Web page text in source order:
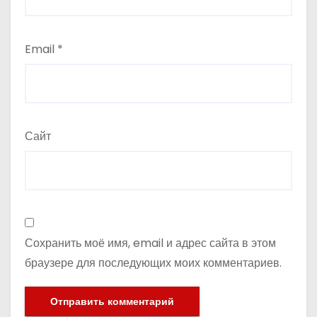
Email *
Сайт
Сохранить моё имя, email и адрес сайта в этом
браузере для последующих моих комментариев.